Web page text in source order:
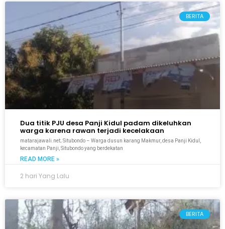
BERITA
Dua titik PJU desa Panji Kidul padam dikeluhkan
warga karena rawan terjadi kecelakaan
matarajawali.net; Situbondo – Warga dusun karang Makmur, desa Panji Kidul,
kecamatan Panji, Situbondo yang berdekatan
READ MORE »
2 hari Yang Lalu
BERITA